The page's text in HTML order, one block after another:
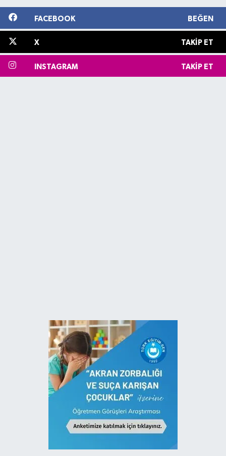
FACEBOOK BEĞEN
X TAKIP ET
INSTAGRAM TAKIP ET